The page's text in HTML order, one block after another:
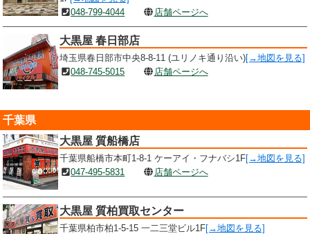
048-799-4044
店舗ページへ
大黒屋 春日部店
埼玉県春日部市中央8-8-11 (ユリノキ通り沿い)[→地図を見る]
048-745-5015
店舗ページへ
千葉県
大黒屋 質船橋店
千葉県船橋市本町1-8-1 ケーアイ・フナバシ1F[→地図を見る]
047-495-5831
店舗ページへ
大黒屋 質柏買取センター
千葉県柏市柏1-5-15 一二三堂ビル1F[→地図を見る]